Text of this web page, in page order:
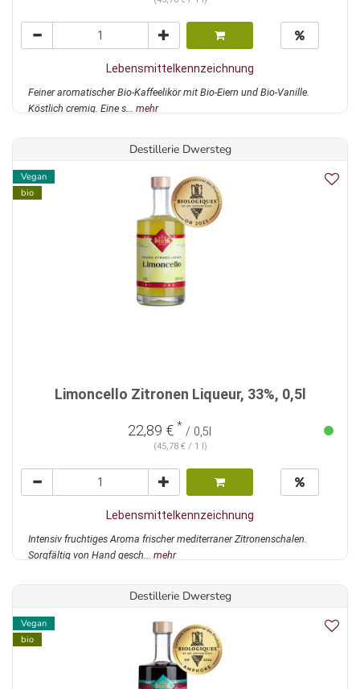
Lebensmittelkennzeichnung
Feiner aromatischer Bio-Kaffeelikör mit Bio-Eiern und Bio-Vanille.
Köstlich cremig. Eine s... mehr
Destillerie Dwersteg
Vegan
bio
Limoncello Zitronen Liqueur, 33%, 0,5l
22,89 € * / 0,5l
(45,78 € / 1 l)
Lebensmittelkennzeichnung
Intensiv fruchtiges Aroma frischer mediterraner Zitronenschalen.
Sorgfältig von Hand gesch... mehr
Destillerie Dwersteg
Vegan
bio